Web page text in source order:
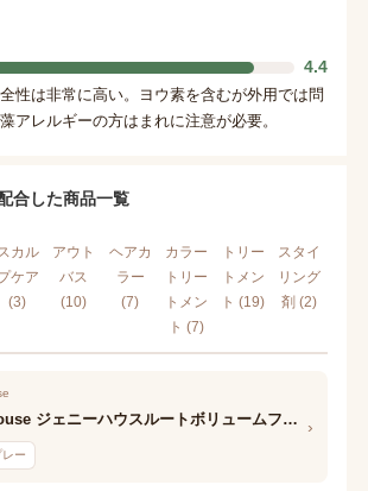
4.4
性は非常に高い。ヨウ素を含むが外用では問
アレルギーの方はまれに注意が必要。
合した商品一覧
カル
ケア
(3)
アウト
バス
(10)
ヘアカ
ラー
(7)
カラー
トリー
トメン
ト (7)
トリー
トメン
ト (19)
スタイ
リング
剤 (2)
jennyhouse ジェニーハウスルートボリュームフィクサー
ー
›